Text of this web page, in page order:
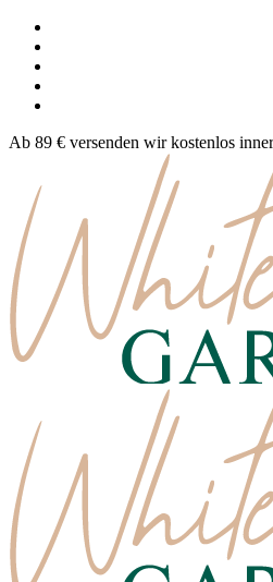
Ab 89 € versenden wir kostenlos